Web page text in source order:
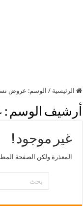
الرئيسية / الوسم: عروض
أرشيف الوسم :
غير موجود !
المعذرة ولكن الصفحة